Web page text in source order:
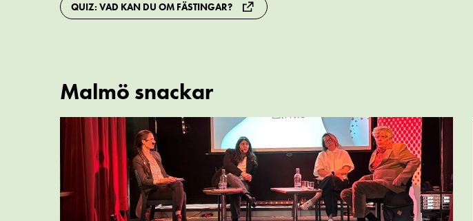
QUIZ: VAD KAN DU OM FÄSTINGAR?
Malmö snackar
de
politiska
ideologierna